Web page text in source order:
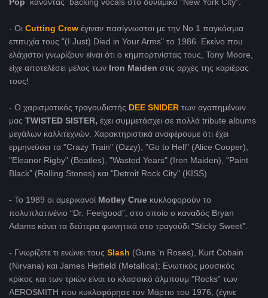
Pop
κάνοντας backing vocals στο δυναμικό "New York City".
- Οι Cutting Crew έγιναν πασίγνωστοι με την Νο 1 παγκόσμια
επιτυχία τους "(I Just) Died in Your Arms" το 1986. Εκείνο που
ελάχιστοι γνωρίζουν είναι ότι ο κημπορτνίστας τους, Tony Moore,
είχε αποτελέσει μέλος των Iron Maiden στις αρχές της καριέρας
τους!
- Ο χαρισματικός τραγουδιστής DEE SNIDER των αγαπημένων
μας TWISTED SISTER, έχει συμμετάσχει σε πολλά tribute albums
μεγάλων καλλιτεχνών. Χαρακτηριστικά αναφέρουμε ότι έχει
ερμηνεύσει τα "Crazy Train" (Ozzy), "Go to Hell" (Alice Cooper),
"Eleanor Rigby" (Beatles), "Wasted Years" (Iron Maiden), “Paint
Black” (Rolling Stones) και "Detroit Rock City" (KISS).
- Το 1989 οι αμερικανοί Motley Crue κυκλοφορούν το
πολυπλατινένιο “Dr. Feelgood”, στο οποίο ο καναδός Bryan
Adams κάνει τα δεύτερα φωνητικά στο τραγούδι “Sticky Sweet”.
- Γνωρίζετε τι ενώνει τους Slash (Guns ‘n Roses), Kurt Cobain
(Nirvana) και James Hetfield (Metallica); Ενωτικός μουσικός
κρίκος και των τριών είναι το κλασσικό άλμπουμ "Rocks" των
AEROSMITH που κυκλοφόρησε τον Μάρτιο του 1976, (έγινε